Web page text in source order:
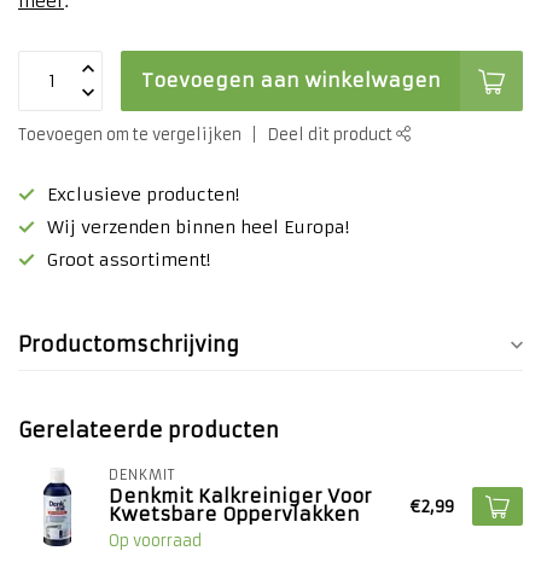
Toevoegen aan winkelwagen
Toevoegen om te vergelijken Deel dit product
Exclusieve producten!
Wij verzenden binnen heel Europa!
Groot assortiment!
Productomschrijving
Gerelateerde producten
DENKMIT
Denkmit Kalkreiniger Voor
Kwetsbare Oppervlakken
Op voorraad
€2,99